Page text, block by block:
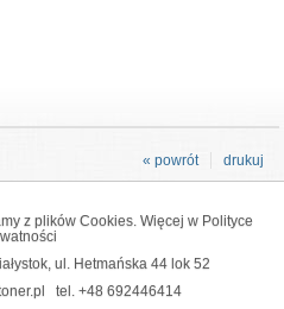
drukuj
« powrót
z plików Cookies. Więcej w Polityce
ul. Hetmańska 44 lok 52
tel. +48 692446414